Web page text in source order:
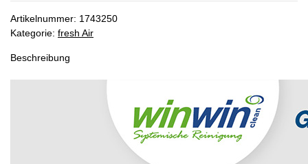
Artikelnummer: 1743250
Kategorie: fresh Air
Beschreibung